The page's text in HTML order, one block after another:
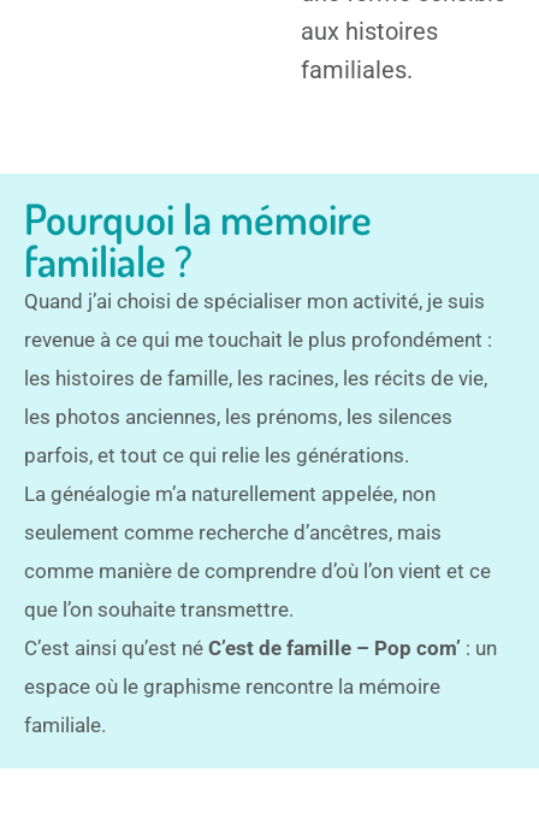
aux histoires
familiales.
Pourquoi la mémoire
familiale ?
Quand j’ai choisi de spécialiser mon activité, je suis
revenue à ce qui me touchait le plus profondément :
les histoires de famille, les racines, les récits de vie,
les photos anciennes, les prénoms, les silences
parfois, et tout ce qui relie les générations.
La généalogie m’a naturellement appelée, non
seulement comme recherche d’ancêtres, mais
comme manière de comprendre d’où l’on vient et ce
que l’on souhaite transmettre.
C’est ainsi qu’est né C’est de famille – Pop com’ : un
espace où le graphisme rencontre la mémoire
familiale.